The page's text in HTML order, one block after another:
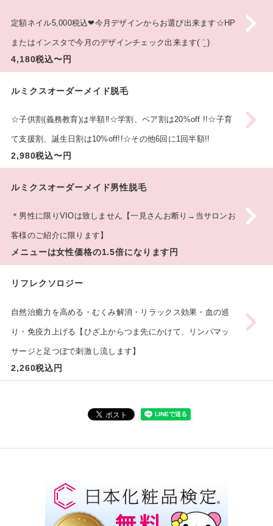
定額ネイル5,000税込❤︎今月デザインからお選び出来ます☆HP
またはインスタで今月のデザインチェック出来ます( ¨̮ )‪︎
4,180税込〜円
ルミクスオーダーメイド脱毛
☆子供割(義務教育)は半額‼︎☆学割、ペア割は20%off !!☆子育
て支援割、誕生日割は10%off!!☆その他6回に1回半額!!
2,980税込〜円
ルミクスオーダーメイド男性脱毛
＊男性に限りVIOは致しません【一見さんお断り→当サロンお
客様のご紹介に限ります】
メニューは女性価格の1.5倍になります円
リフレクソロジー︎
自然治癒力を高める・むくみ解消・リラックス効果・血の巡
り・免疫力上げる【ひざ上からつま先にかけて、リンパマッ
サージと足つぼで刺激し流します】
2,260税込円